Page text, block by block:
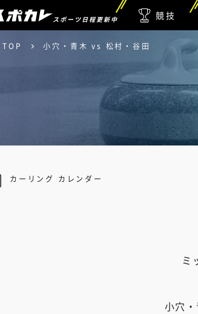
スポーツ日程更新中 競技
TOP 小穴・青木 vs 松村・谷田
ミ
小穴
カーリング カレンダー